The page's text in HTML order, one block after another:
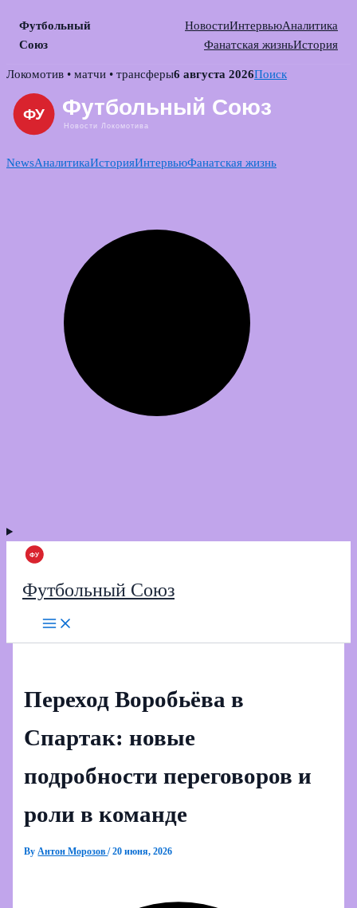
Футбольный
Союз
НовостиИнтервьюАналитика
Фанатская жизньИстория
Skip
content
Локомотив • матчи • трансферы6 августа 2026Поиск
NewsАналитикаИсторияИнтервьюФанатская жизнь
Футбольный Союз
Переход Воробьёва в
Спартак: новые
подробности переговоров и
роли в команде
ByАнтон Морозов/20 июня, 2026